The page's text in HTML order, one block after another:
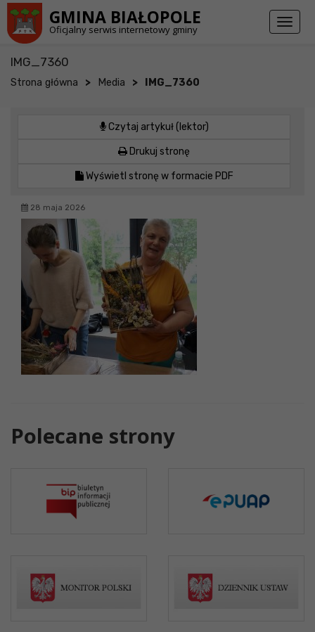
GMINA BIAŁOPOLE
Oficjalny serwis internetowy gminy
Toggle
IMG_7360
Strona główna > Media > IMG_7360
Czytaj artykuł (lektor)
Drukuj stronę
Wyświetl stronę w formacie PDF
28 maja 2026
Polecane strony